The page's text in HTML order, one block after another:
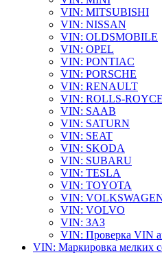
VIN: MITSUBISHI
VIN: NISSAN
VIN: OLDSMOBILE
VIN: OPEL
VIN: PONTIAC
VIN: PORSCHE
VIN: RENAULT
VIN: ROLLS-ROYCE
VIN: SAAB
VIN: SATURN
VIN: SEAT
VIN: SKODA
VIN: SUBARU
VIN: TESLA
VIN: TOYOTA
VIN:
VIN: VOLVO
VIN: ЗАЗ
VIN: Проверка VIN
VIN: Маркировка мелких